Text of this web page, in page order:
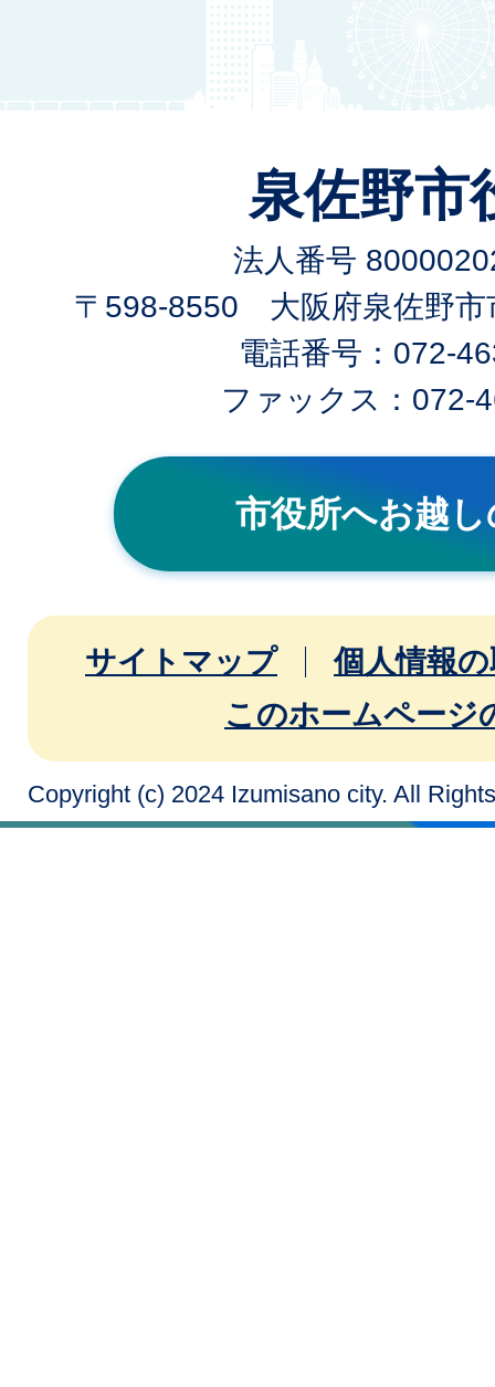
泉佐野市
法人番号
〒598-8550 大阪府泉佐野市
電話番号：072-
ファックス：072-
市役所へお越
サイトマップ
個人情報
このホームページ
Copyright (c) 2024 Izumisano city. All